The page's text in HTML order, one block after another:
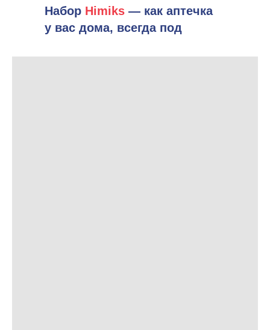
Набор Himiks — как аптечка
у вас дома, всегда под